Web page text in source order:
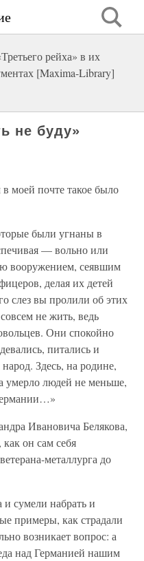
рейха» в их
[Maxima-Library]
не буду»
моей почте такое было
были угнаны в
— вольно или
вооружением, сеявшим
делая их детей
слез вы пролили об этих
не жить, ведь
Они спокойно
питались и
Здесь, на родине,
умерло людей не меньше,
Ивановича Белякова,
он сам себя
металлурга до
сумели набрать и
примеры, как страдали
возникает вопрос: а
над Германией нашим